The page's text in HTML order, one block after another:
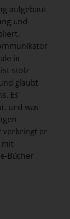
aufgebaut
und
in
stolz
glaubt
Es
und was
verbringt er
mit
Bücher